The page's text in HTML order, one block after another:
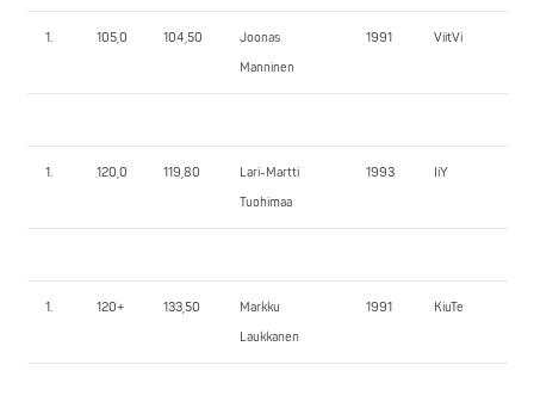
1. 105,0 104,50
Joonas
Manninen
1991 ViitVi
1. 120,0 119,80
Lari-Martti
Tuohimaa
1993 IiY
1. 120+ 133,50
Markku
Laukkanen
1991 KiuTe